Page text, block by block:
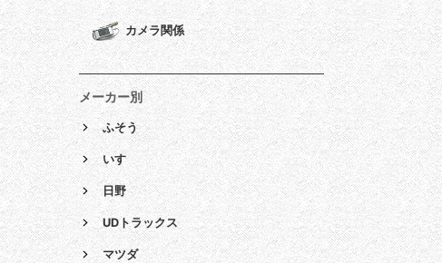
カメラ関係
メーカー別
ふそう
いすゞ
日野
UDトラックス
マツダ